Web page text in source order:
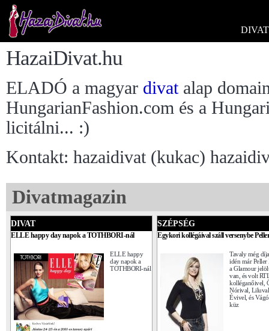
DIVAT
HazaiDivat.hu
ELADÓ a magyar divatalap
HungarianFashion.com és a
licitálni... :)
Kontakt: hazaidivat (kukac)
Divatmagazin
DIVAT
ELLE happy day napok a TOTHBORI-nál
ELLE happy
day napok a
TOTHBORI-nál
SZÉPSÉG
Egykori kollégáival száll versenybe
Tavaly még
idén már Peller
a Glamour
van, és volt
kolléganőivel,
Nórival,
Évivel, és Vágó
küz